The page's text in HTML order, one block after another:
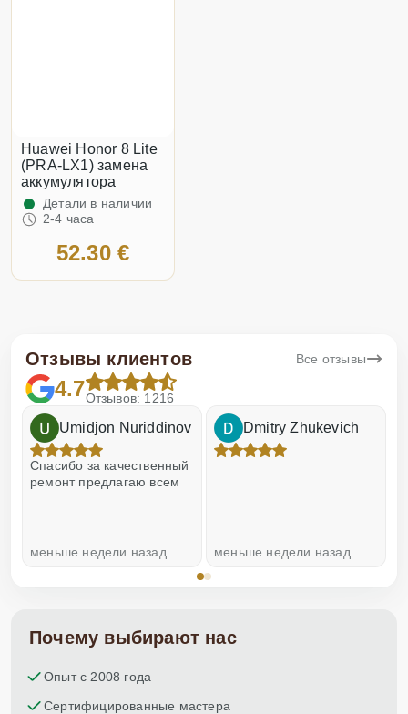
Huawei Honor 8 Lite
(PRA-LX1) замена
аккумулятора
Детали в наличии
2-4 часа
52.30 €
Отзывы клиентов Все отзывы
4.7Отзывов: 1216
Umidjon Nuriddinov
Спасибо за качественный
ремонт предлагаю всем
меньше недели назад
Dmitry Zhukevich
меньше недели назад
Почему выбирают нас
Опыт с 2008 года
Сертифицированные мастера